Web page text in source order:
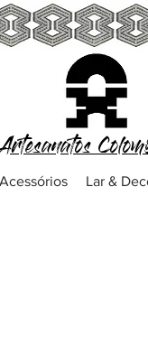
Artesanatos
Lar &